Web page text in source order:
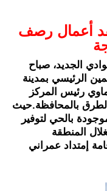
بالمحافظة.